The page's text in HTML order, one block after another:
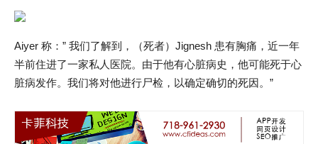
Aiyer 称：” 我们了解到，（死者）Jignesh 患有胸痛，近一年
半前住进了一家私人医院。由于他有心脏病史，他可能死于心
脏病发作。我们将对他进行尸检，以确定确切的死因。”